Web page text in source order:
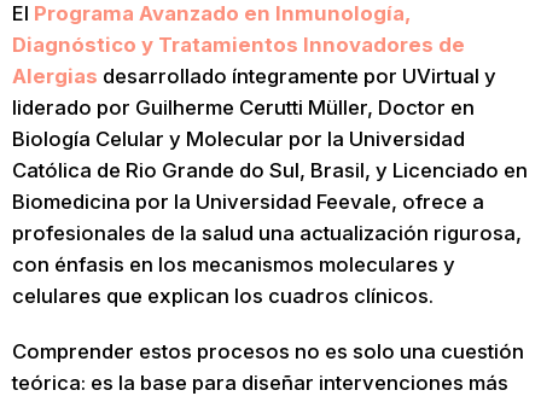
El Programa Avanzado en Inmunología,
Diagnóstico y Tratamientos Innovadores de
Alergias desarrollado íntegramente por UVirtual y
liderado por Guilherme Cerutti Müller, Doctor en
Biología Celular y Molecular por la Universidad
Católica de Rio Grande do Sul, Brasil, y Licenciado en
Biomedicina por la Universidad Feevale, ofrece a
profesionales de la salud una actualización rigurosa,
con énfasis en los mecanismos moleculares y
celulares que explican los cuadros clínicos.
Comprender estos procesos no es solo una cuestión
teórica: es la base para diseñar intervenciones más